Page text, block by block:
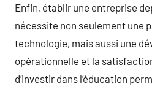
Enfin, établir une entreprise
nécessite non seulement une
technologie, mais aussi une
opérationnelle et la
d’investir dans l’éducation